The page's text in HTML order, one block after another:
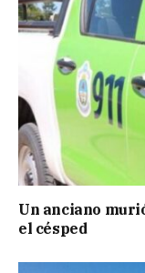
Un anciano
el césped